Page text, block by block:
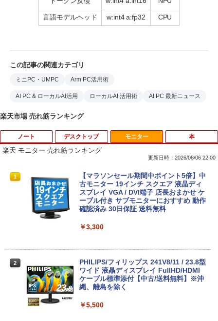
言語モデルヘッド w:int4 a:fp32 CPU
この記事の関連カテゴリ
ミニPC・UMPC Arm PC活用術
AI PC & ローカルAI活用 ローカルAI 活用術 AI PC 最新ニュース
楽天市場 売れ筋ランキング
ノート
1
【中古】第4世代 Core i3搭載ノートパソ
コン 500GB 4GBメモリ DVDマルチドラ
イブ 15.6インチ Wi-Fi 【Windows10】
MS 365 Office Web 注目PC [105]
0 | Windows11 | ノートPC | 一年保証 |
第7世代 | Core i5 7200U 2.5(～最大3.1)
GHz | MEM:8GB | HDD:500GB | DVDマ
ルチ | 無線LAN:あり | テンキー | Win11P
デスクトップ
1
Magic Trackpad 2 用 トラックパッド 保
護フィルム OverLay Protector for Magi
c Trackpad 2保護 フィルム シート シー
ル フィルター アンチグレア サラサラ マ
ウス 低反射 タッチパッド トラックパッ
【★ランキング第1位獲得商品!!★】 デス
クトップパソコン ★店長おまかせ 最新
Windows11 Office付 第六世代 Core-i5
高速 SSD128GB DVDドライブ 中古パソ
モニター
楽天 モニター 売れ筋ランキング
更新日時：2026/08/06 22:00
1
【マラソンセール期間中ポイント5倍】中
古モニター 19インチ スクエア 液晶ディ
スプレイ VGA / DVI端子 店長おまかせ ケ
ーブル付き サブモニターにおすすめ 動作
確認済み 30日保証 送料無料
￥3,300
2
PHILIPS/フィリップス 241V8/11 / 23.8型
ワイド 液晶ディスプレイ FullHD/HDMI
ケーブル標準添付【中古/送料無料】※沖
縄、離島を除く
￥5,500
本